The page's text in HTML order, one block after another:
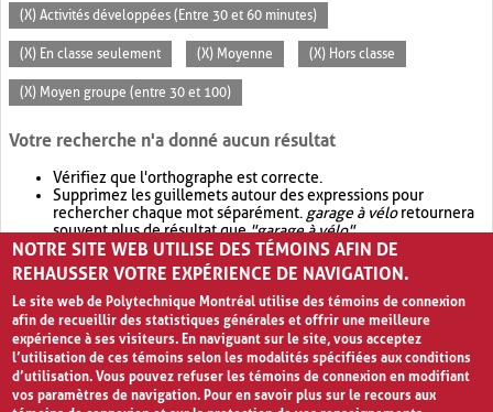
(X) Activités développées (Entre 30 et 60 minutes)
(X) En classe seulement (X) Moyenne (X) Hors classe
(X) Moyen groupe (entre 30 et 100)
Votre recherche n'a donné aucun résultat
Vérifiez que l'orthographe est correcte.
Supprimez les guillemets autour des expressions pour
rechercher chaque mot séparément. garage à véloretournera
souvent plus de résultat que"garage à vélo".
Envisagez d'élargir votre recherche avec OR.garage OR vélo
retournera souvent plus de résultat quegarage à vélo
NOTRE SITE WEB UTILISE DES TÉMOINS AFIN DE
REHAUSSER VOTRE EXPÉRIENCE DE NAVIGATION.
Le site web de Polytechnique Montréal utilise des témoins de connexion
afin de recueillir des statistiques générales et offrir une meilleure
expérience à ses visiteurs. En naviguant sur le site, vous acceptez
l’utilisation de ces témoins selon les modalités spécifiées aux conditions
d’utilisation. Vous pouvez refuser les témoins de connexion en modifiant
vos paramètres de navigation. Pour en savoir plus sur le recours aux